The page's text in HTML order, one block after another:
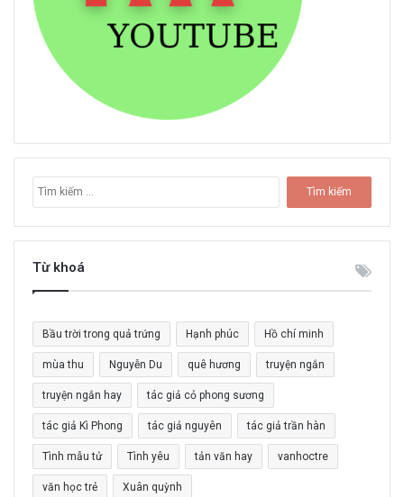
m
k
c
h
o
:
Từ khoá
Bầu trời trong quả trứng Hạnh phúc Hồ chí minh
mùa thu Nguyễn Du quê hương truyện ngắn
truyện ngắn hay tác giả cỏ phong sương
tác giả Kì Phong tác giả nguyên tác giả trần hàn
Tình mẫu tử Tình yêu tản văn hay vanhoctre
văn học trẻ Xuân quỳnh